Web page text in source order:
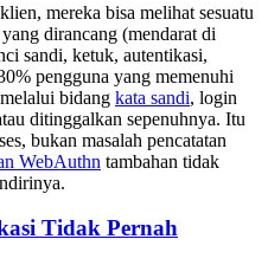
mereka bisa melihat sesuatu
dirancang (mendarat di
sandi, ketuk, autentikasi,
pengguna yang memenuhi
bidang kata sandi, login
ditinggalkan sepenuhnya. Itu
bukan masalah pencatatan
WebAuthn tambahan tidak
Tidak Pernah